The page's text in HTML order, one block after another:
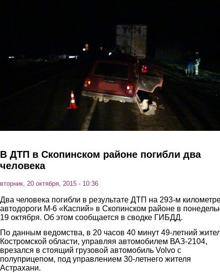
В ДТП в Скопинском районе погибли два
человека
вторник, 20 октября, 2015 - 10:36
Два человека погибли в результате ДТП на 293-м
автодороги М-6 «Каспий» в Скопинском районе в
19 октября. Об этом сообщается в сводке ГИБДД.
По данным ведомства, в 20 часов 40 минут 49-летний
Костромской области, управляя автомобилем ВАЗ-2104,
врезался в стоящий грузовой автомобиль Volvo с
полуприцепом, под управлением 30-летнего жителя
Астрахани.